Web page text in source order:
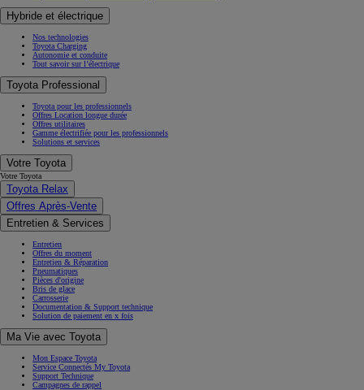
Hybride et électrique
Nos technologies
Toyota Charging
Autonomie et conduite
Tout savoir sur l’électrique
Toyota Professional
Toyota pour les professionnels
Offres Location longue durée
Offres utilitaires
Gamme électrifiée pour les professionnels
Solutions et services
Votre Toyota
Votre Toyota
Toyota Relax
Offres Après-Vente
Entretien & Services
Entretien
Offres du moment
Entretien & Réparation
Pneumatiques
Pièces d'origine
Bris de glace
Carrosserie
Documentation & Support technique
Solution de paiement en x fois
Ma Vie avec Toyota
Mon Espace Toyota
Service Connectés My Toyota
Support Technique
Campagnes de rappel